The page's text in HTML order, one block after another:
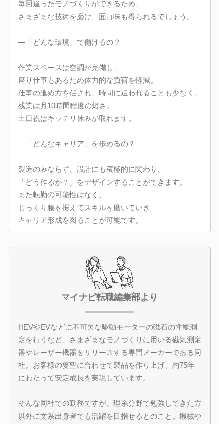
毎回違ったモノづくりができるため、
さまざまな技術を磨け、面白味も得られるでしょう。
―「どんな環境」で働けるの？
作業スペースは空調が完備し、
座り仕事もあるため体力的な負荷を軽減。
仕事の進め方を任され、時間に追われることも少なく、
残業は月10時間程度の短さ。
土日祝はキッチリ休みが取れます。
―「どんなキャリア」を歩めるの？
製造のみならず、設計にも積極的に関わり、
「どう作るか？」をデザインすることができます。
また転勤の可能性はなく、
じっくり腰を据えてスキルを磨いていき、
キャリア形成を図ることが可能です。
マイナビ転職編集部より
HEVやEVなどに不可欠な駆動モーターの磁石の性能測
定を行うなど、さまざまなモノづくりに用いる磁気測定
器やレーザー機器をリリースする専門メーカーである同
社。お客様の要望に合わせて製品を作り上げ、約75年
にわたって安定成長を実現しています。
そんな同社での勤務ですが、理系分野で勉強してきた方
以外に文系出身者でも活躍を目指せるとのこと。機械や